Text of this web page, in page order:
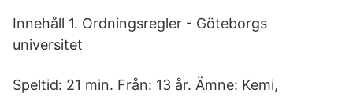
Innehåll 1. Ordningsregler - Göteborgs
universitet
Speltid: 21 min. Från: 13 år. Ämne: Kemi,